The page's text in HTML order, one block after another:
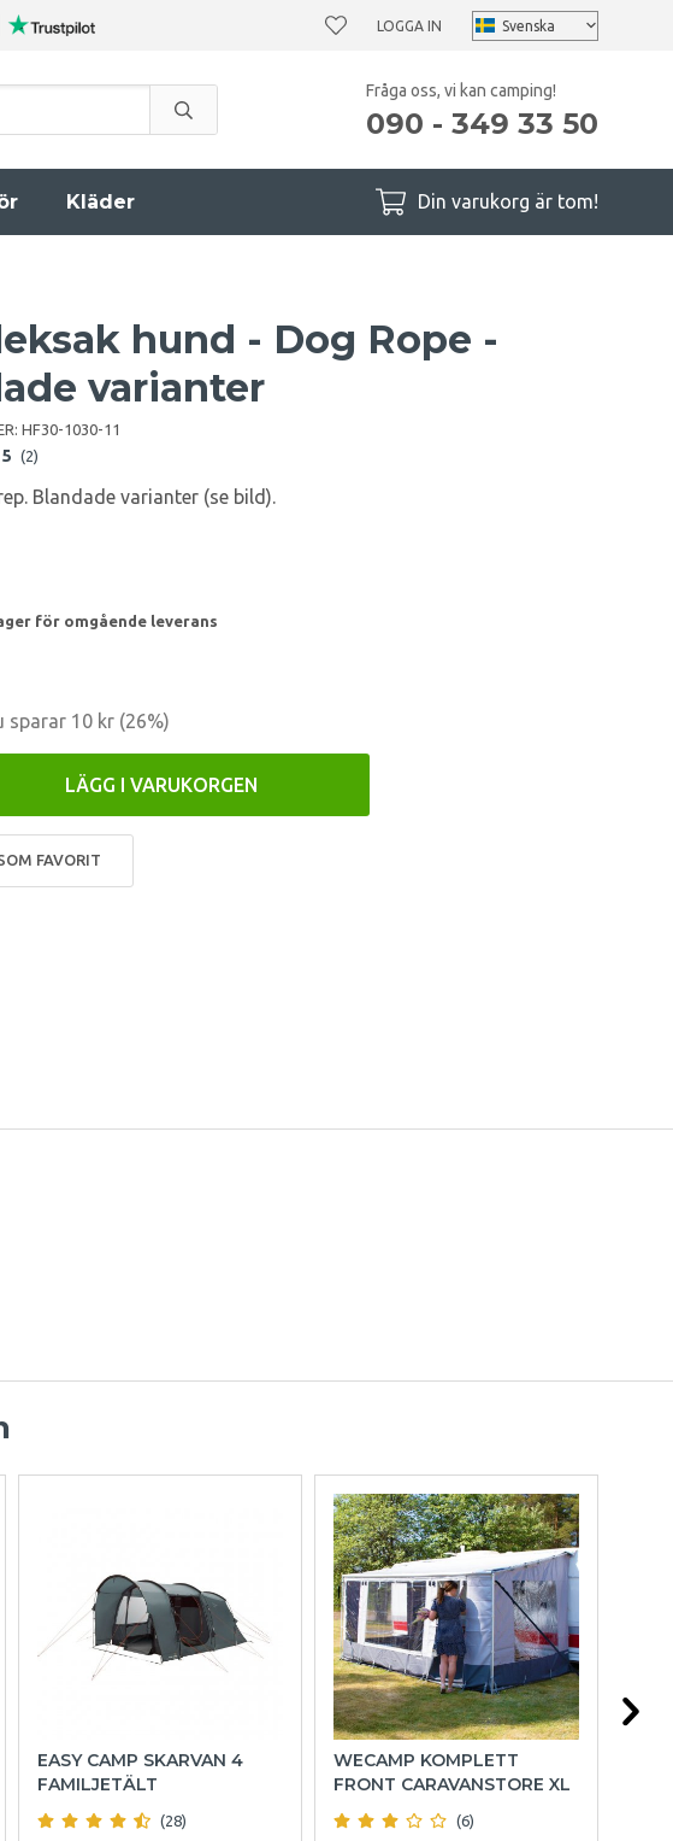
LOGGA IN
Fråga oss, vi kan camping!
090 - 349 33 50
Kläder Din varukorg är tom!
hund - Dog Rope -
varianter
HF30-1030-11
5 (2)
Blandade varianter (se bild).
för omgående leverans
sparar 10 kr (26%)
LÄGG I VARUKORGEN
FAVORIT
EASY CAMP SKARVAN 4
FAMILJETÄLT
(28)
WECAMP KOMPLETT
FRONT CARAVANSTORE XL
(6)